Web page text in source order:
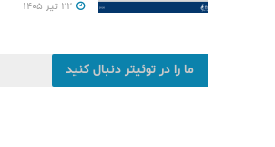
ما را در توئیتر دنبال کنید